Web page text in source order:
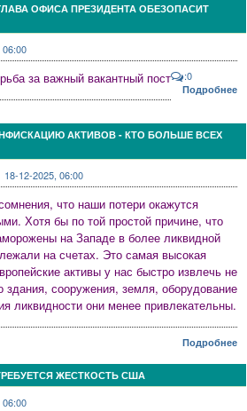
ОФИСА ПРЕЗИДЕНТА ОБЕЗОПАСИТ
06:00
за важный вакантный пост :0
Подробнее
АКТИВОВ - КТО БОЛЬШЕ ВСЕХ
18-12-2025, 06:00
что наши потери окажутся
Хотя бы по той простой причине, что
на Западе в более ликвидной
на счетах. Это самая высокая
активы у нас быстро извлечь не
здания, сооружения, земля, оборудование
ликвидности они менее привлекательны.
Подробнее
ЖЕСТКОСТЬ США
06:00